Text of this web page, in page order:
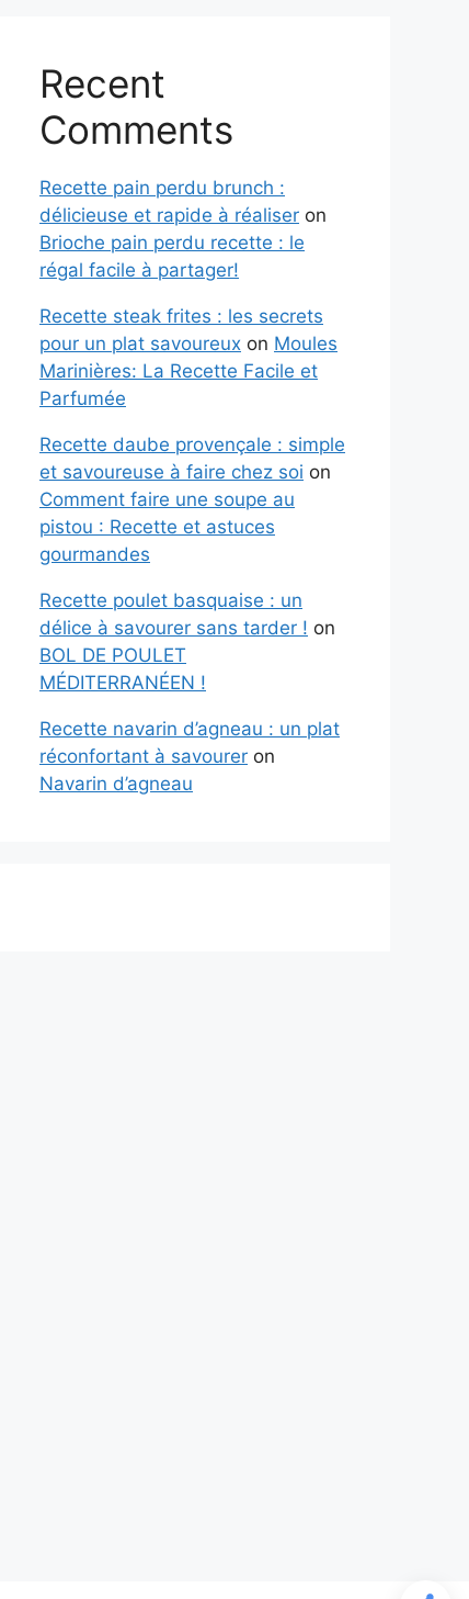
Recent
Comments
Recette pain perdu brunch :
délicieuse et rapide à réaliser on
Brioche pain perdu recette : le
régal facile à partager!
Recette steak frites : les secrets
pour un plat savoureux on Moules
Marinières: La Recette Facile et
Parfumée
Recette daube provençale : simple
et savoureuse à faire chez soi on
Comment faire une soupe au
pistou : Recette et astuces
gourmandes
Recette poulet basquaise : un
délice à savourer sans tarder ! on
BOL DE POULET
MÉDITERRANÉEN !
Recette navarin d’agneau : un plat
réconfortant à savourer on
Navarin d’agneau